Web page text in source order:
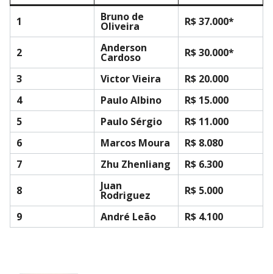
1 Bruno de
Oliveira R$ 37.000*
2 Anderson
Cardoso
R$ 30.000*
3
Victor Vieira
R$ 20.000
4
Paulo Albino
R$ 15.000
5
Paulo Sérgio
R$ 11.000
6
Marcos Moura
R$ 8.080
7
Zhu Zhenliang
R$ 6.300
8
Juan
Rodriguez
R$ 5.000
9
André Leão R$ 4.100